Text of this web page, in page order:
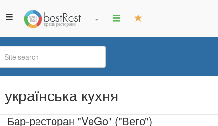
You
are
here
українська кухня
Бар-ресторан "VeGo" ("Вего")